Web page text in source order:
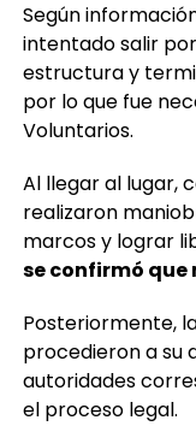
Según
intentado salir
estructura y
por lo que fue
Voluntarios.
Al llegar al lugar,
realizaron
marcos y lograr
se confirmó
Posteriormente,
procedieron a su
autoridades
el proceso legal.